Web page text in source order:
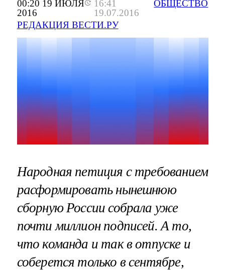
00:20 19 ИЮЛЯ
2016
16:41
19.07.2016
РЕДАКЦИЯ ВЕСТИ.РУ
ОБЩЕСТВО
Народная петиция с требованием
расформировать нынешнюю
сборную России собрала уже
почти миллион подписей. А то,
что команда и так в отпуске и
соберется только в сентябре,